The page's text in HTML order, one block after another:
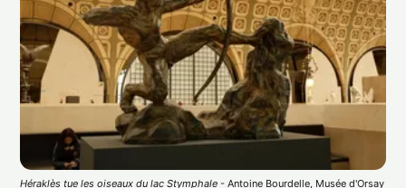
Héraklès tue les oiseaux du lac Stymphale - Antoine Bourdelle, Musée d'Orsay